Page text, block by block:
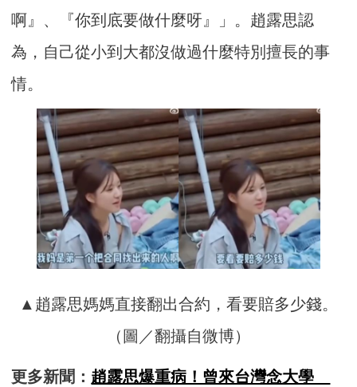
啊』、『你到底要做什麼呀』」。趙露思認
為，自己從小到大都沒做過什麼特別擅長的事
情。
▲趙露思媽媽直接翻出合約，看要賠多少錢。
（圖／翻攝自微博）
更多新聞： 趙露思爆重病！曾來台灣念大學